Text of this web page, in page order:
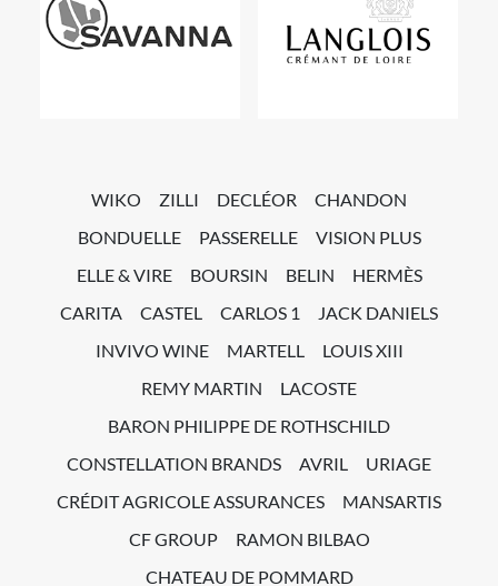
WIKO ZILLI DECLÉOR
CHANDON
BONDUELLE
PASSERELLE
VISION PLUS
ELLE & VIRE
BOURSIN BELIN
HERMÈS
CARITA
CASTEL CARLOS 1
JACK DANIELS
INVIVO WINE
MARTELL
LOUIS XIII
REMY MARTIN
LACOSTE
BARON PHILIPPE DE ROTHSCHILD
CONSTELLATION BRANDS
AVRIL
URIAGE
CRÉDIT AGRICOLE ASSURANCES
MANSARTIS
CF GROUP
RAMON BILBAO
CHATEAU DE POMMARD